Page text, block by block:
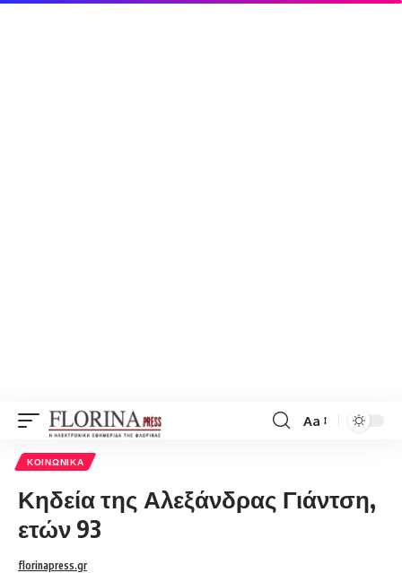
Font
Aa
ΚΟΙΝΩΝΙΚΆ
Κηδεία της Αλεξάνδρας Γιάντση,
ετών 93
florinapress.gr